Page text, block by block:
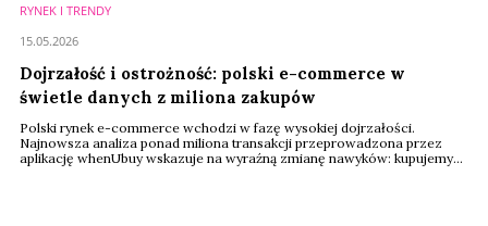
RYNEK I TRENDY
Dojrzałość i ostrożność: polski e-commerce w
świetle danych z miliona zakupów
Polski rynek e-commerce wchodzi w fazę wysokiej dojrzałości.
Najnowsza analiza ponad miliona transakcji przeprowadzona przez
aplikację whenUbuy wskazuje na wyraźną zmianę nawyków: kupujemy
15.05.2026